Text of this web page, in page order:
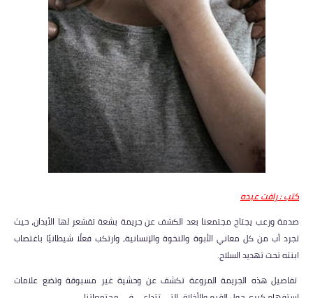
كتب : رافت عبده
صدمة ورعب يجتاح مجتمعنا بعد الكشف عن جريمة بشعة تقشعر لها الأبدان، حيث
تجرد أب من كل معاني الأبوة والنخوة والإنسانية، وارتكب فعلًا شيطانيًا باغتصاب
ابنته تحت تهديد السلاح.
تفاصيل هذه الجريمة المروعة تكشف عن وحشية غير مسبوقة وتضع علامات